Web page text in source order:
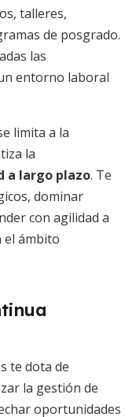
talleres,
de posgrado.
las
entorno laboral
limita a la
la
a largo plazo. Te
dominar
con agilidad a
el ámbito
te dota de
la gestión de
oportunidades